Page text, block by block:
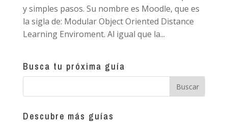
y simples pasos. Su nombre es Moodle, que es
la sigla de: Modular Object Oriented Distance
Learning Enviroment. Al igual que la...
Busca tu próxima guía
Descubre más guías